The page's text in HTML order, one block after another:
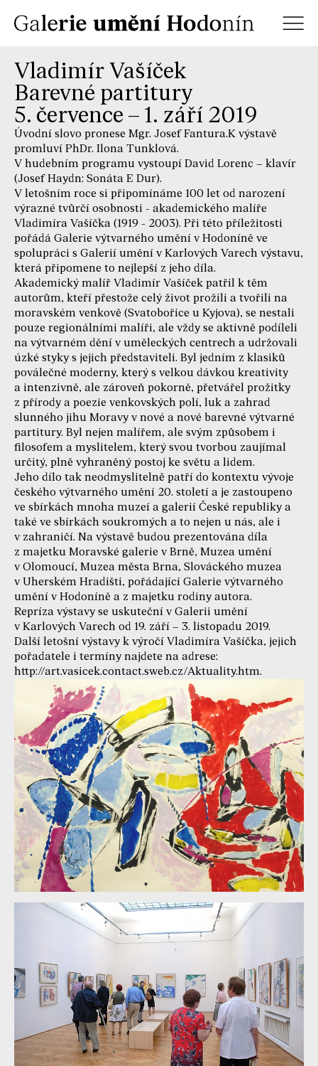
Vladimír Vašíček
Barevné partitury
5. července – 1. září 2019
Úvodní slovo pronese Mgr. Josef Fantura.K výstavě
promluví PhDr. Ilona Tunklová.
V hudebním programu vystoupí David Lorenc – klavír
(Josef Haydn: Sonáta E Dur).
V letošním roce si připomínáme 100 let od narození
výrazné tvůrčí osobnosti - akademického malíře
Vladimíra Vašíčka (1919 - 2003). Při této příležitosti
pořádá Galerie výtvarného umění v Hodoníně ve
spolupráci s Galerií umění v Karlových Varech výstavu,
která připomene to nejlepší z jeho díla.
Akademický malíř Vladimír Vašíček patřil k těm
autorům, kteří přestože celý život prožili a tvořili na
moravském venkově (Svatobořice u Kyjova), se nestali
pouze regionálními malíři, ale vždy se aktivně podíleli
na výtvarném dění v uměleckých centrech a udržovali
úzké styky s jejich představiteli. Byl jedním z klasiků
poválečné moderny, který s velkou dávkou kreativity
a intenzivně, ale zároveň pokorně, přetvářel prožitky
z přírody a poezie venkovských polí, luk a zahrad
slunného jihu Moravy v nové a nové barevné výtvarné
partitury. Byl nejen malířem, ale svým způsobem i
filosofem a myslitelem, který svou tvorbou zaujímal
určitý, plně vyhraněný postoj ke světu a lidem.
Jeho dílo tak neodmyslitelně patří do kontextu vývoje
českého výtvarného umění 20. století a je zastoupeno
ve sbírkách mnoha muzeí a galerií České republiky a
také ve sbírkách soukromých a to nejen u nás, ale i
v zahraničí. Na výstavě budou prezentována díla
z majetku Moravské galerie v Brně, Muzea umění
v Olomoucí, Muzea města Brna, Slováckého muzea
v Uherském Hradišti, pořádající Galerie výtvarného
umění v Hodoníně a z majetku rodiny autora.
Repríza výstavy se uskuteční v Galerii umění
v Karlových Varech od 19. září – 3. listopadu 2019.
Další letošní výstavy k výročí Vladimíra Vašíčka, jejich
pořadatele i termíny najdete na adrese:
http://art.vasicek.contact.sweb.cz/Aktuality.htm.